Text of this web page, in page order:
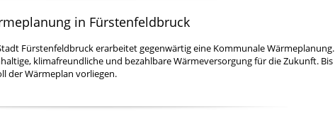
in Fürstenfeldbruck
Fürstenfeldbruck erarbeitet gegenwärtig eine Kommunale Wärmeplanung.
klimafreundliche und bezahlbare Wärmeversorgung für die Zukunft. Bis
der Wärmeplan vorliegen.